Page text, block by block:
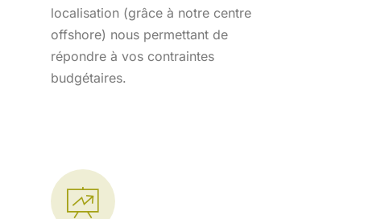
localisation (grâce à notre centre
offshore) nous permettant de
répondre à vos contraintes
budgétaires.